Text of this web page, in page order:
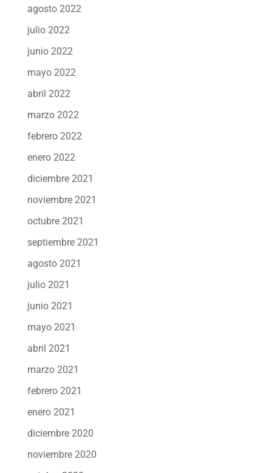
agosto 2022
julio 2022
junio 2022
mayo 2022
abril 2022
marzo 2022
febrero 2022
enero 2022
diciembre 2021
noviembre 2021
octubre 2021
septiembre 2021
agosto 2021
julio 2021
junio 2021
mayo 2021
abril 2021
marzo 2021
febrero 2021
enero 2021
diciembre 2020
noviembre 2020